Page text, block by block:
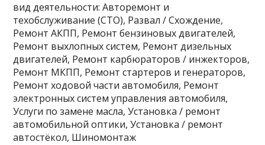
вид деятельности: Авторемонт и
техобслуживание (СТО), Развал / Схождение,
Ремонт АКПП, Ремонт бензиновых двигателей,
Ремонт выхлопных систем, Ремонт дизельных
двигателей, Ремонт карбюраторов / инжекторов,
Ремонт МКПП, Ремонт стартеров и генераторов,
Ремонт ходовой части автомобиля, Ремонт
электронных систем управления автомобиля,
Услуги по замене масла, Установка / ремонт
автомобильной оптики, Установка / ремонт
автостёкол, Шиномонтаж